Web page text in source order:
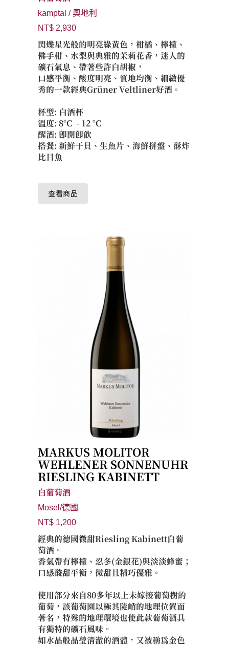
kamptal / 奧地利
NT$ 2,930
閃爍星光般的明亮綠黃色，柑橘、檸檬、
佛手柑、水梨與典雅的茉莉花香，迷人的
礦石氣息、帶著些許白胡椒，
口感平衡、酸度明亮、質地均衡、細緻優
秀的一款經典Grüner Veltliner好酒。
杯型: 白酒杯
溫度: 8°C - 12 °C
醒酒: 即開即飲
搭餐: 新鮮干貝、生魚片、海鮮拼盤、酥炸
比目魚
查看商品
MARKUS MOLITOR
WEHLENER SONNENUHR
RIESLING KABINETT
白葡萄酒
Mosel/德國
NT$ 1,200
經典的德國微甜Riesling Kabinett白葡
萄酒。
香氣帶有檸檬、忍冬(金銀花)與淡淡蜂蜜；
口感酸甜平衡，微甜且精巧優雅。
使用部分來自80多年以上未嫁接葡萄樹的
葡萄，該葡萄園以極其陡峭的地理位置而
著名，特殊的地理環境也使此款葡萄酒具
有獨特的礦石風味。
如水晶般晶瑩清澈的酒體，又被稱為金色